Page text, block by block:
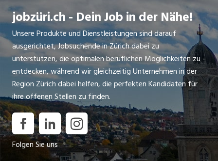
jobzüri.ch - Dein Job in der Nähe!
Unsere Produkte und Dienstleistungen sind darauf
ausgerichtet, Jobsuchende in Zürich dabei zu
unterstützen, die optimalen beruflichen Möglichkeiten zu
entdecken, während wir gleichzeitig Unternehmen in der
Region Zürich dabei helfen, die perfekten Kandidaten für
ihre offenen Stellen zu finden.
Folgen Sie uns